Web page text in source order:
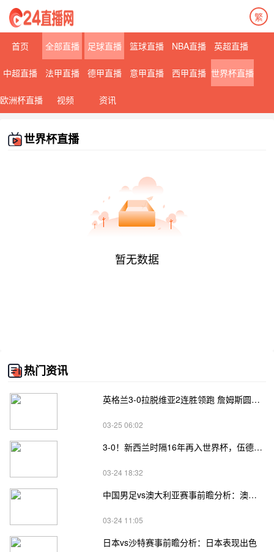
繁
首页 全部直播 足球直播 篮球直播 NBA直播 英超直播
中超直播 法甲直播 德甲直播 意甲直播 西甲直播 世界杯直播
欧洲杯直播 视频 资讯
世界杯直播
暂无数据
热门资讯
英格兰3-0拉脱维亚2连胜领跑 詹姆斯圆月弯刀凯恩埃泽建功
03-25 06:02
3-0！新西兰时隔16年再入世界杯，伍德将二度征战
03-24 18:32
中国男足vs澳大利亚赛事前瞻分析：澳大利亚进攻不俗
03-24 11:05
日本vs沙特赛事前瞻分析：日本表现出色